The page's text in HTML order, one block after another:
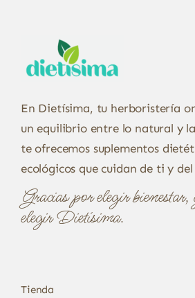
En Dietísima, tu herboristería
un equilibrio entre lo natural y
te ofrecemos suplementos
ecológicos que cuidan de ti y
Gracias por elegir
elegir Dietísima.
Tienda